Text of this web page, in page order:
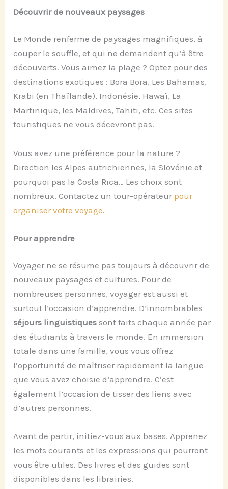
Découvrir de nouveaux paysages
Le Monde renferme de paysages magnifiques, à
couper le souffle, et qui ne demandent qu’à être
découverts. Vous aimez la plage ? Optez pour des
destinations exotiques : Bora Bora, Les Bahamas,
Krabi (enThaïlande), Indonésie, Hawaï, La
Martinique, les Maldives, Tahiti, etc. Ces sites
touristiques ne vous décevront pas.
Vous avez une préférence pour la nature ?
Direction les Alpes autrichiennes, la Slovénie et
pourquoi pas la Costa Rica… Les choix sont
nombreux. Contactez un tour-opérateur pour
organiser votre voyage.
Pour apprendre
Voyager ne se résume pas toujours à découvrir de
nouveaux paysages et cultures. Pour de
nombreuses personnes, voyager est aussi et
surtout l’occasion d’apprendre. D’innombrables
séjours linguistiques sont faits chaque année par
des étudiants à travers le monde. En immersion
totale dans une famille, vous vous offrez
l’opportunité de maîtriser rapidement la langue
que vous avez choisie d’apprendre.C’est
également l’occasion de tisser des liens avec
d’autres personnes.
Avant de partir, initiez-vous aux bases. Apprenez
les mots courants et les expressions qui pourront
vous être utiles. Des livres et des guides sont
disponibles dans les librairies.